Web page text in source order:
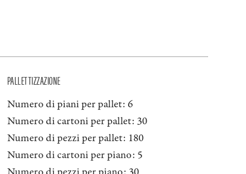
PALLETTIZZAZIONE
Numero di piani per pallet: 6
Numero di cartoni per pallet: 30
Numero di pezzi per pallet: 180
Numero di cartoni per piano: 5